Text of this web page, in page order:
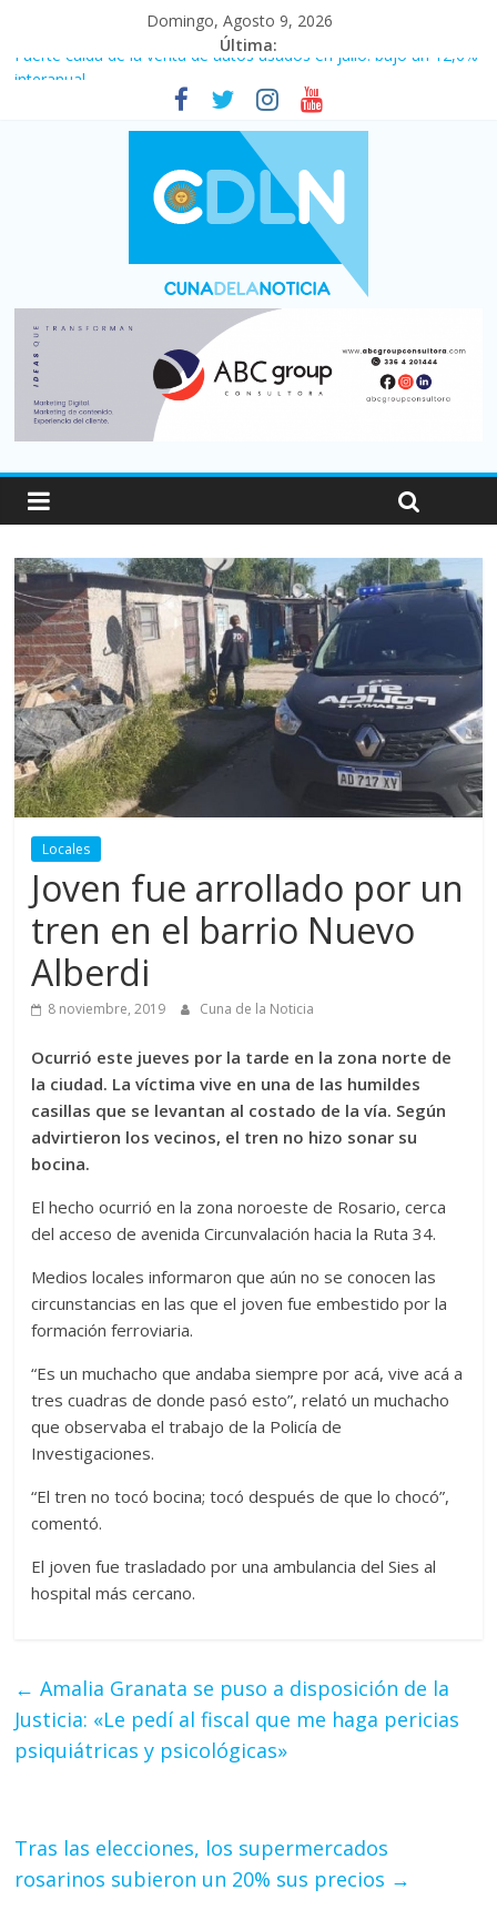
Domingo, Agosto 9, 2026
Última:
Fuerte caída de la venta de autos usados en julio: bajó un 12,6%
Central venció 1 a 0 al River de Coudet en el Monumental
La morosidad alcanzó su nivel más alto en dos décadas y ya
afecta a 400 mil deudores en Santa Fe
Desde que asumió Milei cerraron 41.000 kioscos: el sector
denuncia crisis como en 2001
Vacaciones de invierno con más movimiento y consumo
turístico: 4,6 millones de personas viajaron por el país, un 5,9%
Locales
Joven fue arrollado por un
tren en el barrio Nuevo
Alberdi
8 noviembre, 2019 Cuna de la Noticia
Ocurrió este jueves por la tarde en la zona norte de
la ciudad. La víctima vive en una de las humildes
casillas que se levantan al costado de la vía. Según
advirtieron los vecinos, el tren no hizo sonar su
bocina.
El hecho ocurrió en la zona noroeste de Rosario, cerca
del acceso de avenida Circunvalación hacia la Ruta 34.
Medios locales informaron que aún no se conocen las
circunstancias en las que el joven fue embestido por la
formación ferroviaria.
“Es un muchacho que andaba siempre por acá, vive acá a
tres cuadras de donde pasó esto”, relató un muchacho
que observaba el trabajo de la Policía de
Investigaciones.
“El tren no tocó bocina; tocó después de que lo chocó”,
comentó.
El joven fue trasladado por una ambulancia del Sies al
hospital más cercano.
← Amalia Granata se puso a disposición de la
Justicia: «Le pedí al fiscal que me haga pericias
psiquiátricas y psicológicas»
Tras las elecciones, los supermercados
rosarinos subieron un 20% sus precios →